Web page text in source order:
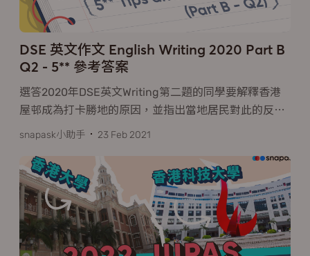
DSE 英文作文 English Writing 2020 Part B
Q2 - 5** 參考答案
選答2020年DSE英文Writing第二題的同學要解釋香港
屋邨成為打卡勝地的原因，並指出當地居民對此的反…
snapask小助手 23 Feb 2021